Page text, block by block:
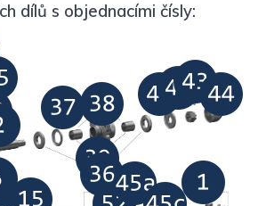
dílů s objednacími čísly: